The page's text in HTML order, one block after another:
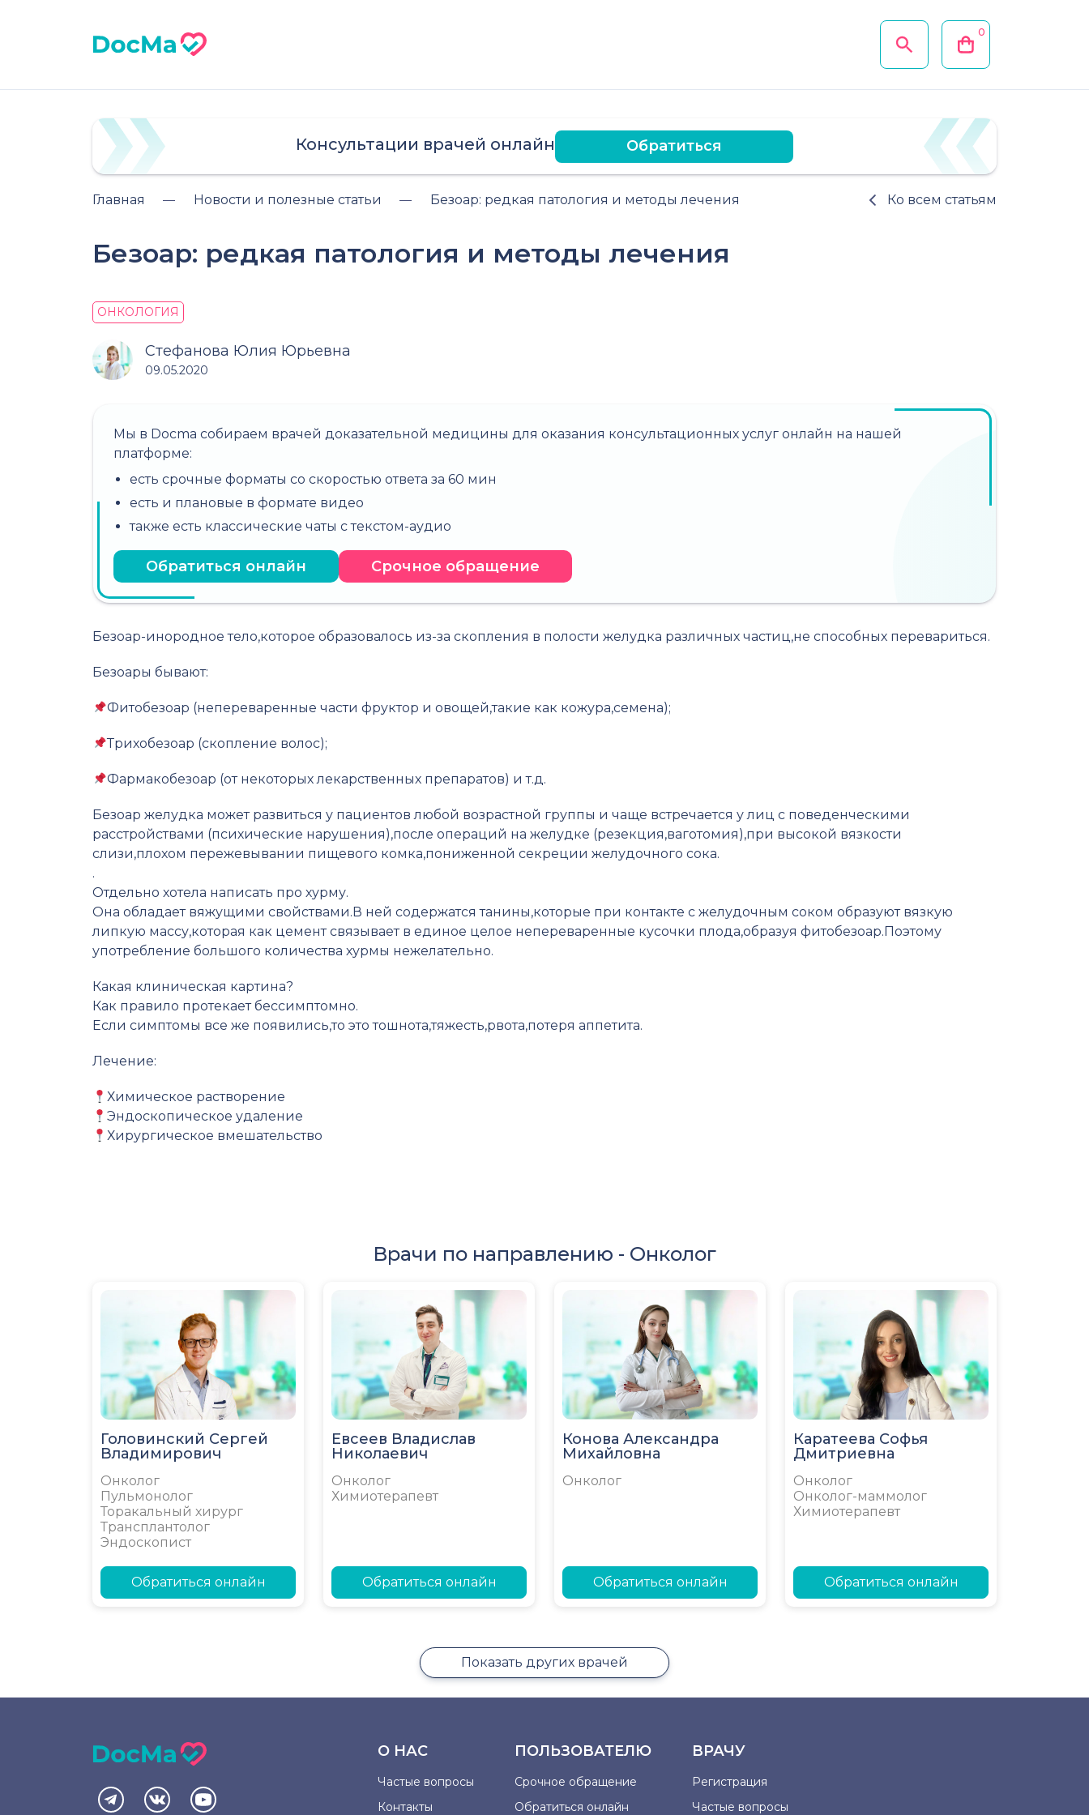
0
Консультации врачей онлайн Обратиться
Главная Новости и полезные статьи Безоар: редкая патология и методы лечения Ко всем статьям
Безоар: редкая патология и методы лечения
ОНКОЛОГИЯ
Стефанова Юлия Юрьевна
09.05.2020
Мы в Docma собираем врачей доказательной медицины для оказания консультационных услуг онлайн на нашей
платформе:
есть срочные форматы со скоростью ответа за 60 мин
есть и плановые в формате видео
также есть классические чаты с текстом-аудио
Обратиться онлайн Срочное обращение
Безоар-инородное тело,которое образовалось из-за скопления в полости желудка различных частиц,не способных перевариться.
Безоары бывают:
Фитобезоар (непереваренные части фруктор и овощей,такие как кожура,семена);
Трихобезоар (скопление волос);
Фармакобезоар (от некоторых лекарственных препаратов) и т.д.
Безоар желудка может развиться у пациентов любой возрастной группы и чаще встречается у лиц с поведенческими
расстройствами (психические нарушения),после операций на желудке (резекция,ваготомия),при высокой вязкости
слизи,плохом пережевывании пищевого комка,пониженной секреции желудочного сока.
.
Отдельно хотела написать про хурму.
Она обладает вяжущими свойствами.В ней содержатся танины,которые при контакте с желудочным соком образуют вязкую
липкую массу,которая как цемент связывает в единое целое непереваренные кусочки плода,образуя фитобезоар.Поэтому
употребление большого количества хурмы нежелательно.
Какая клиническая картина?
Как правило протекает бессимптомно.
Если симптомы все же появились,то это тошнота,тяжесть,рвота,потеря аппетита.
Лечение:
Химическое растворение
Эндоскопическое удаление
Хирургическое вмешательство
Врачи по направлению - Онколог
Головинский Сергей
Владимирович
Онколог
Пульмонолог
Торакальный хирург
Трансплантолог
Эндоскопист
Обратиться онлайн
Евсеев Владислав
Николаевич
Онколог
Химиотерапевт
Обратиться онлайн
Конова Александра
Михайловна
Онколог
Обратиться онлайн
Каратеева Софья
Дмитриевна
Онколог
Онколог-маммолог
Химиотерапевт
Обратиться онлайн
Показать других врачей
О НАС
Частые вопросы
Контакты
ПОЛЬЗОВАТЕЛЮ
Срочное обращение
Обратиться онлайн
ВРАЧУ
Регистрация
Частые вопросы